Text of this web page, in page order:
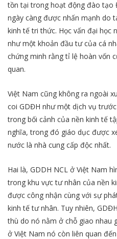
tồn tại trong hoạt động đào tạo
ngày càng được nhấn mạnh do
kinh tế tri thức. Học vấn đại học
như một khoản đầu tư của cá
chứng minh rằng tỉ lệ hoàn vốn
quan.
Việt Nam cũng không ra ngoài
coi GDĐH như một dịch vụ
trong bối cảnh của nền kinh tế
nghĩa, trong đó giáo dục được
nước là nhà cung cấp độc nhất.
Hai là, GDDH NCL ở Việt Nam
trong khu vực tư nhân của nền
được công nhận cùng với sự
kinh tế tư nhân. Tuy nhiên,
thù do nó nằm ở chỗ giao nhau
ở Việt Nam nó còn liên quan